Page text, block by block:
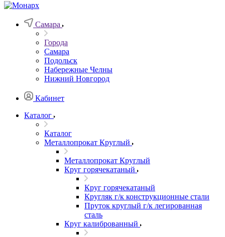
Самара
Города
Самара
Подольск
Набережные Челны
Нижний Новгород
Кабинет
Каталог
Каталог
Металлопрокат Круглый
Металлопрокат Круглый
Круг горячекатаный
Круг горячекатаный
Кругляк г/к конструкционные стали
Пруток круглый г/к легированная
сталь
Круг калиброванный